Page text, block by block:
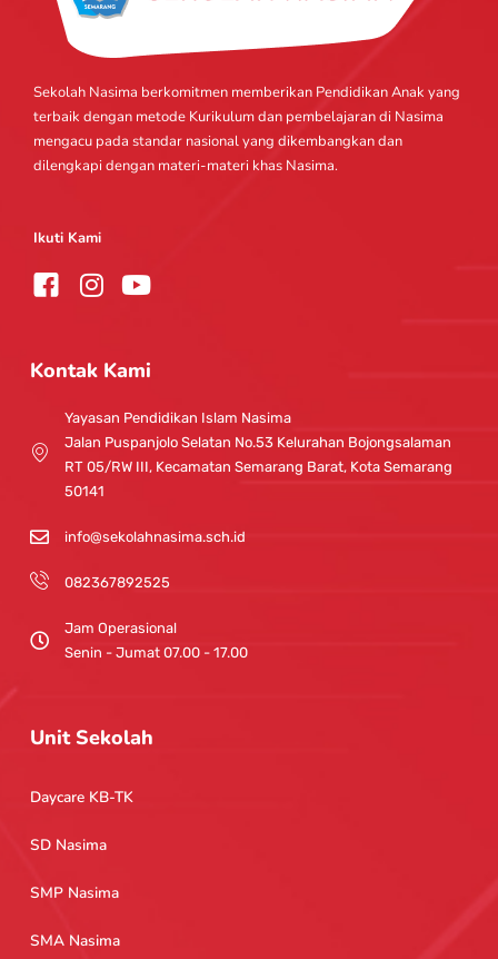
Sekolah Nasima berkomitmen memberikan Pendidikan Anak yang
terbaik dengan metode Kurikulum dan pembelajaran di Nasima
mengacu pada standar nasional yang dikembangkan dan
dilengkapi dengan materi-materi khas Nasima.
Ikuti Kami
I
t
a
g
r
a
m
Y
t
u
b
e
Kontak Kami
Yayasan Pendidikan Islam Nasima
Jalan Puspanjolo Selatan No.53 Kelurahan Bojongsalaman
RT 05/RW III, Kecamatan Semarang Barat, Kota Semarang
50141
info@sekolahnasima.sch.id
082367892525
Jam Operasional
Senin - Jumat 07.00 - 17.00
Unit Sekolah
Daycare KB-TK
SD Nasima
SMP Nasima
SMA Nasima